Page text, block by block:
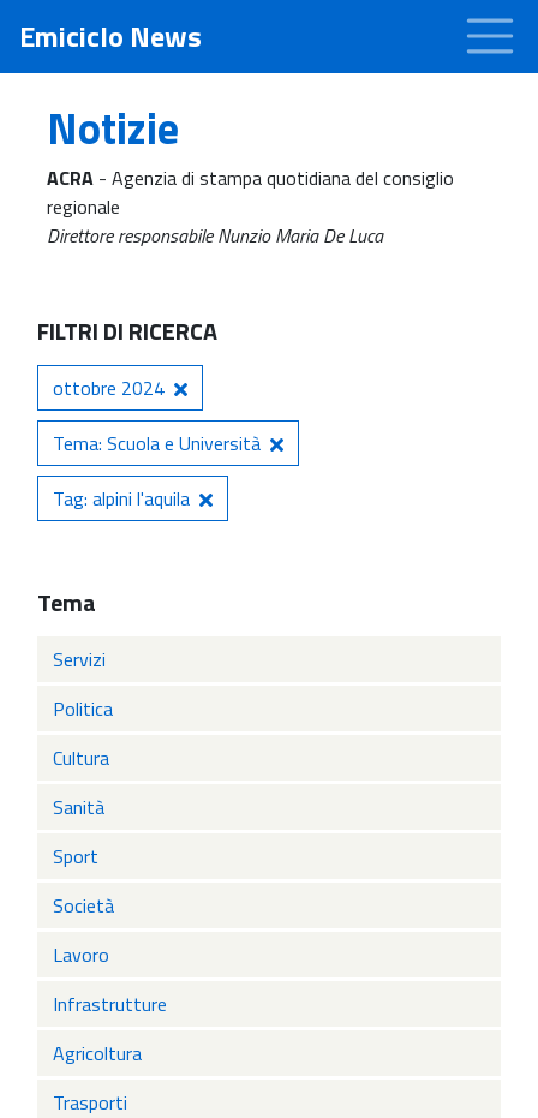
Emiciclo News
Notizie
ACRA - Agenzia di stampa quotidiana del consiglio
regionale
Direttore responsabile Nunzio Maria De Luca
FILTRI DI RICERCA
ottobre 2024
Tema: Scuola e Università
Tag: alpini l'aquila
Tema
Servizi
Politica
Cultura
Sanità
Sport
Società
Lavoro
Infrastrutture
Agricoltura
Trasporti